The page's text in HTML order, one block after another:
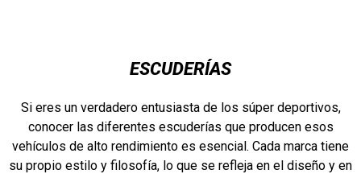
ESCUDERÍAS
Si eres un verdadero entusiasta de los súper deportivos,
conocer las diferentes escuderías que producen esos
vehículos de alto rendimiento es esencial. Cada marca tiene
su propio estilo y filosofía, lo que se refleja en el diseño y en